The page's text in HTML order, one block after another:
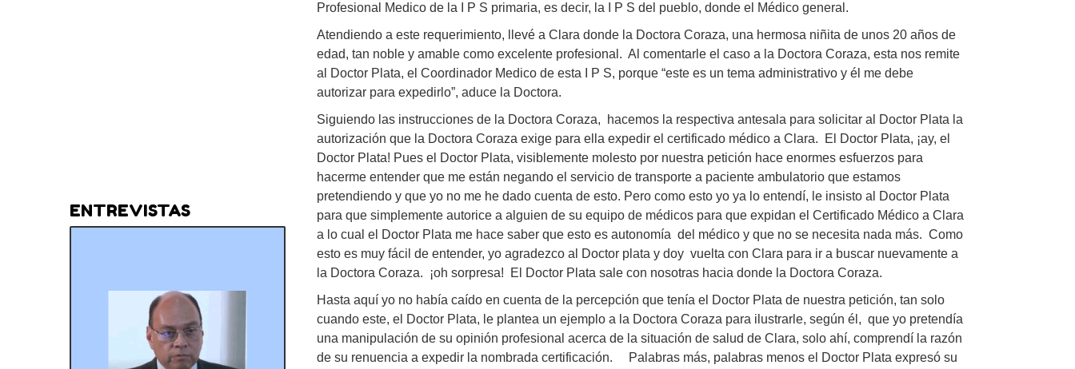
Profesional Medico de la I P S primaria, es decir, la I P S del pueblo, donde el Médico general.
Atendiendo a este requerimiento, llevé a Clara donde la Doctora Coraza, una hermosa niñita de unos 20 años de
edad, tan noble y amable como excelente profesional. Al comentarle el caso a la Doctora Coraza, esta nos remite
al Doctor Plata, el Coordinador Medico de esta I P S, porque “este es un tema administrativo y él me debe
autorizar para expedirlo”, aduce la Doctora.
Siguiendo las instrucciones de la Doctora Coraza, hacemos la respectiva antesala para solicitar al Doctor Plata la
autorización que la Doctora Coraza exige para ella expedir el certificado médico a Clara. El Doctor Plata, ¡ay, el
Doctor Plata! Pues el Doctor Plata, visiblemente molesto por nuestra petición hace enormes esfuerzos para
hacerme entender que me están negando el servicio de transporte a paciente ambulatorio que estamos
pretendiendo y que yo no me he dado cuenta de esto. Pero como esto yo ya lo entendí, le insisto al Doctor Plata
para que simplemente autorice a alguien de su equipo de médicos para que expidan el Certificado Médico a Clara
a lo cual el Doctor Plata me hace saber que esto es autonomía del médico y que no se necesita nada más. Como
esto es muy fácil de entender, yo agradezco al Doctor plata y doy vuelta con Clara para ir a buscar nuevamente a
la Doctora Coraza. ¡oh sorpresa! El Doctor Plata sale con nosotras hacia donde la Doctora Coraza.
Hasta aquí yo no había caído en cuenta de la percepción que tenía el Doctor Plata de nuestra petición, tan solo
cuando este, el Doctor Plata, le plantea un ejemplo a la Doctora Coraza para ilustrarle, según él, que yo pretendía
una manipulación de su opinión profesional acerca de la situación de salud de Clara, solo ahí, comprendí la razón
de su renuencia a expedir la nombrada certificación. Palabras más, palabras menos el Doctor Plata expresó su
ENTREVISTAS